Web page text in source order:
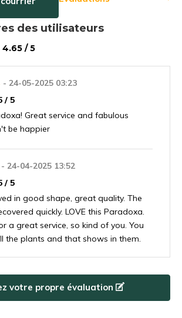
des utilisateurs
4.65 / 5
- 24-05-2025 03:23
/ 5
Great service and fabulous
be happier
- 24-04-2025 13:52
/ 5
in good shape, great quality. The
quickly. LOVE this Paradoxa.
a great service, so kind of you. You
the plants and that shows in them.
07-04-2025 09:10
votre propre évaluation